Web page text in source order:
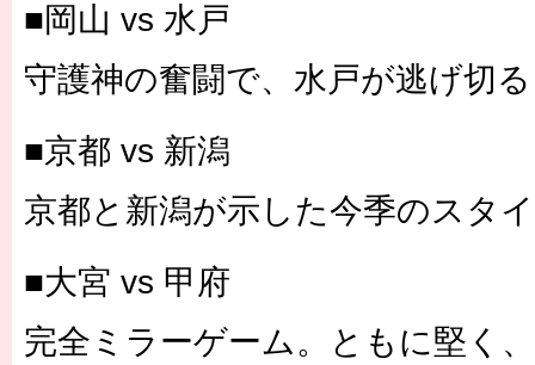
■岡山 vs 水戸
守護神の奮闘で、水戸が逃げ切る
■京都 vs 新潟
京都と新潟が示した今季のスタ
■大宮 vs 甲府
完全ミラーゲーム。ともに堅く